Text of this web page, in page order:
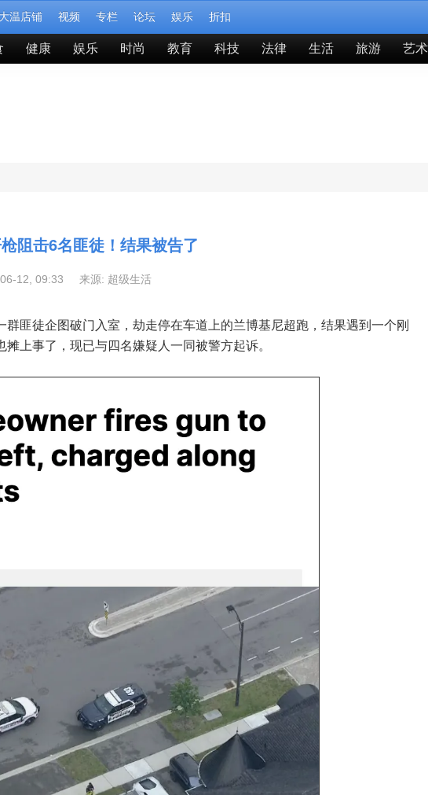
温店铺 视频 专栏 论坛 娱乐 折扣
健康 娱乐 时尚 教育 科技 法律 生活 旅游 艺术
阻击6名匪徒！结果被告了
12, 09:33 来源: 超级生活
匪徒企图破门入室，劫走停在车道上的兰博基尼超跑，结果遇到一个刚
上事了， 现已与四名嫌疑人一同被警方起诉。